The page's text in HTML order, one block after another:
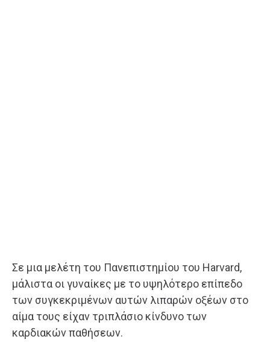
Σε μια μελέτη του Πανεπιστημίου του Harvard,
μάλιστα οι γυναίκες με το υψηλότερο επίπεδο
των συγκεκριμένων αυτών λιπαρών οξέων στο
αίμα τους είχαν τριπλάσιο κίνδυνο των
καρδιακών παθήσεων.